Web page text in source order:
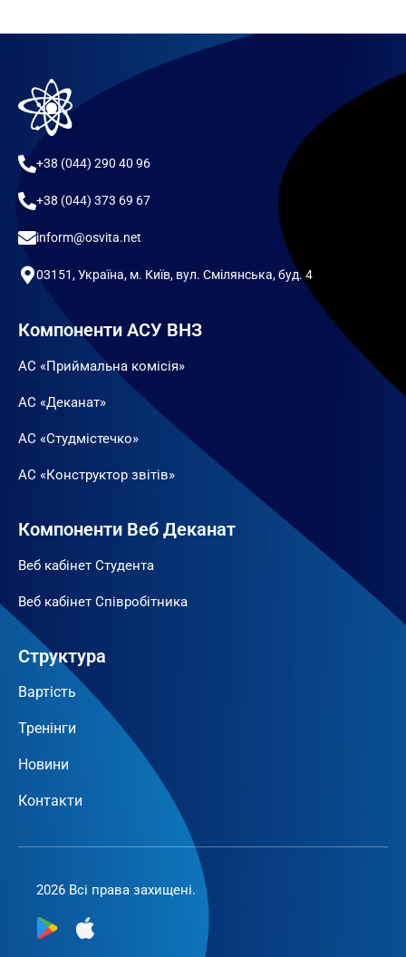
+38 (044) 290 40 96
+38 (044) 373 69 67
inform@osvita.net
03151, Україна, м. Київ, вул. Смілянська, буд. 4
Компоненти АСУ ВНЗ
АС «Приймальна комісія»
АС «Деканат»
АС «Студмістечко»
АС «Конструктор звітів»
Компоненти Веб Деканат
Веб кабінет Студента
Веб кабінет Співробітника
Структура
Вартість
Тренінги
Новини
Контакти
2026 Всі права захищені.